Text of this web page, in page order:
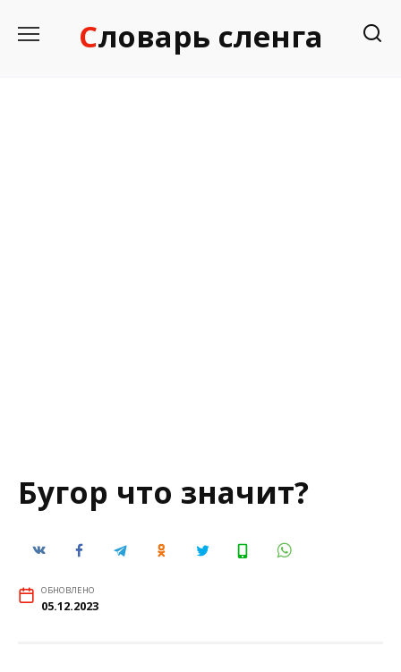
Словарь сленга
Бугор что значит?
ОБНОВЛЕНО
05.12.2023